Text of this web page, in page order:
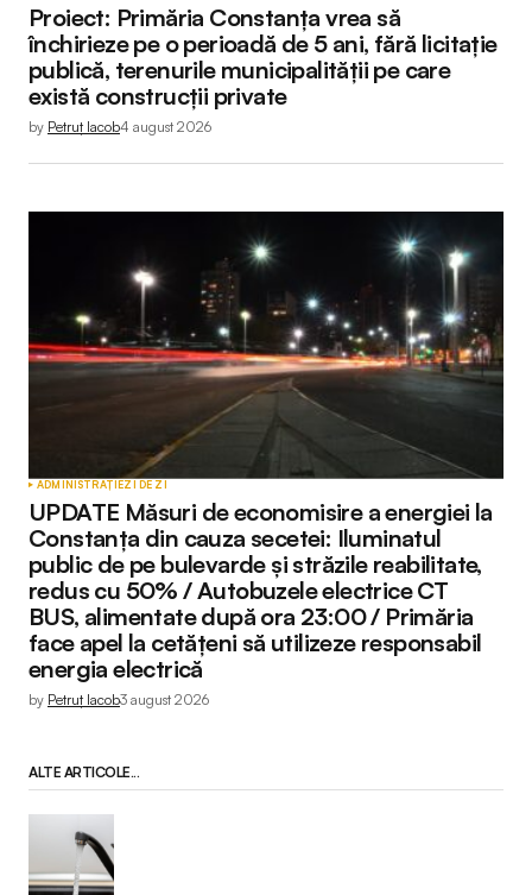
Proiect: Primăria Constanța vrea să
închirieze pe o perioadă de 5 ani, fără licitație
publică, terenurile municipalității pe care
există construcții private
by Petruț Iacob4 august 2026
ADMINISTRAȚIEZI DE ZI
UPDATE Măsuri de economisire a energiei la
Constanța din cauza secetei: Iluminatul
public de pe bulevarde și străzile reabilitate,
redus cu 50% / Autobuzele electrice CT
BUS, alimentate după ora 23:00 / Primăria
face apel la cetățeni să utilizeze responsabil
energia electrică
by Petruț Iacob3 august 2026
ALTE ARTICOLE...